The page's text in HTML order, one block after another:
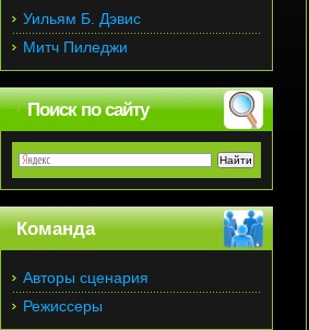
Уильям Б. Дэвис
Митч Пиледжи
Поиск по сайту
Команда
Авторы сценария
Режиссеры